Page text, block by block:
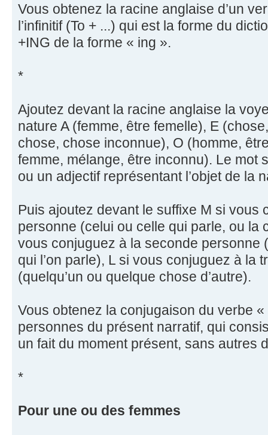
Vous obtenez la racine anglaise d’un
l’infinitif (To + ...) qui est la forme du
+ING de la forme « ing ».
*
Ajoutez devant la racine anglaise la
nature A (femme, être femelle), E
chose, chose inconnue), O (homme,
femme, mélange, être inconnu). Le mot
ou un adjectif représentant l’objet de la
Puis ajoutez devant le suffixe M si vous
personne (celui ou celle qui parle, ou la
vous conjuguez à la seconde personne
qui l’on parle), L si vous conjuguez à la
(quelqu’un ou quelque chose d’autre).
Vous obtenez la conjugaison du verbe
personnes du présent narratif, qui
un fait du moment présent, sans autres
*
Pour une ou des femmes